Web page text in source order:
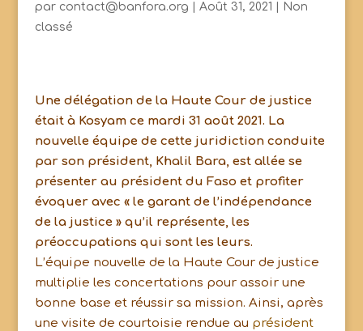
par contact@banfora.org Août 31, 2021
Non
classé
Une délégation de la Haute Cour de justice
était à Kosyam ce mardi 31 août 2021. La
nouvelle équipe de cette juridiction conduite
par son président, Khalil Bara, est allée se
présenter au président du Faso et profiter
évoquer avec « le garant de l’indépendance
de la justice » qu’il représente, les
préoccupations qui sont les leurs.
L’équipe nouvelle de la Haute Cour de justice
multiplie les concertations pour assoir une
bonne base et réussir sa mission. Ainsi, après
une visite de courtoisie rendue au président